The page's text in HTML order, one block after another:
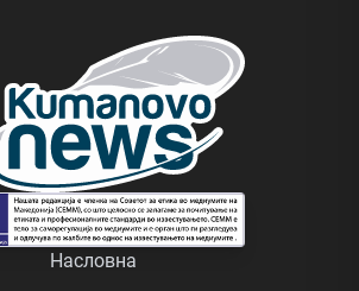
Насловна